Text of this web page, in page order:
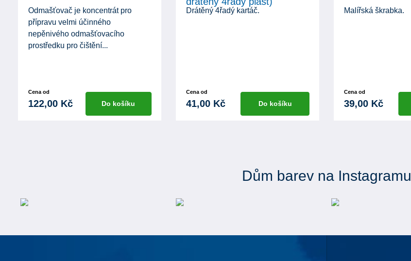
Odmašťovač je koncentrát pro
přípravu velmi účinného
nepěnivého odmašťovacího
prostředku pro čištění...
Cena od
122,00 Kč Do košíku
Drátěný 4řadý kartáč.
Cena od
41,00 Kč Do košíku
Malířská škrabka.
Cena od
39,00 Kč
Dům barev na Instagramu